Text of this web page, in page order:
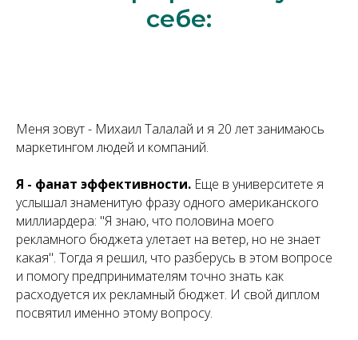
себе:
Меня зовут - Михаил Талалай и я 20 лет занимаюсь
маркетингом людей и компаний.
Я - фанат эффективности. Еще в университете я
услышал знаменитую фразу одного американского
миллиардера: "Я знаю, что половина моего
рекламного бюджета улетает на ветер, но не знает
какая". Тогда я решил, что разберусь в этом вопросе
и помогу предпринимателям точно знать как
расходуется их рекламный бюджет. И свой диплом
посвятил именно этому вопросу.